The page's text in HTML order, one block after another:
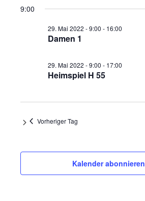
wählen.
9:00
Damen 1
29. Mai 2022 - 9:00 - 16:00
Heimspiel H 55
29. Mai 2022 - 9:00 - 17:00
Vorheriger Tag
Kalender abonnieren